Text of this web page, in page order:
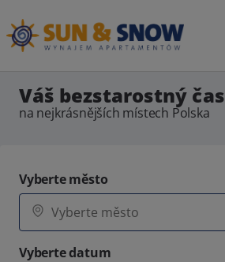
Váš bezstarostný čas
na nejkrásnějších místech Polska
Vyberte město
Vyberte datum